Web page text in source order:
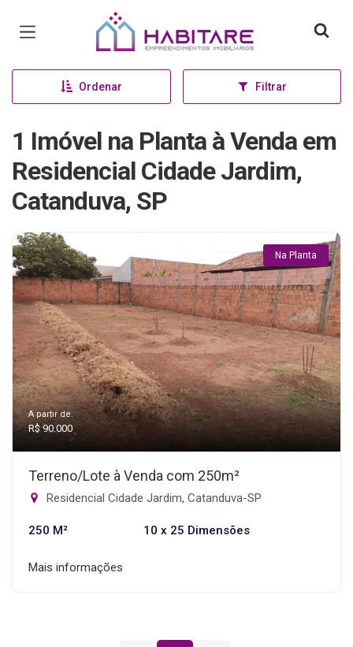
Página inicial
Ordenar Filtrar
1 Imóvel na Planta à Venda em
Residencial Cidade Jardim,
Catanduva, SP
Na Planta
A partir de:
R$ 90.000
Terreno/Lote à Venda com 250m²
Residencial Cidade Jardim, Catanduva-SP
250 M² 10 x 25 Dimensões
Mais informações